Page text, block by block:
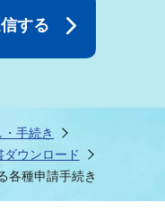
・手続き
ダウンロード
各種申請手続き